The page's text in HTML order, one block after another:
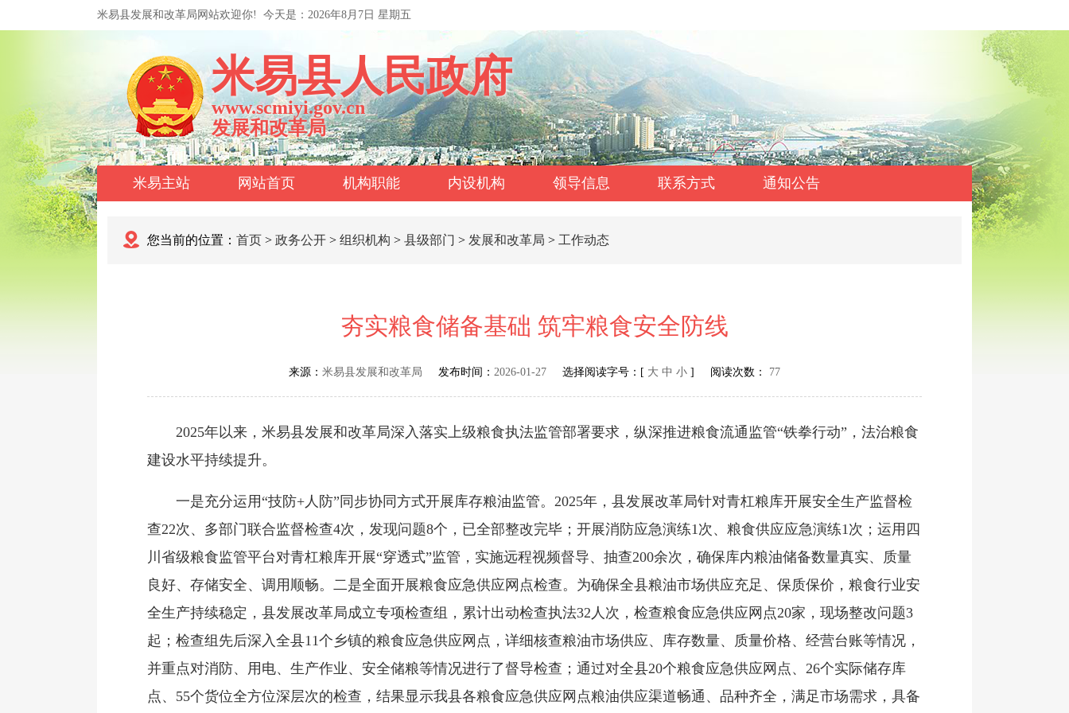
米易县发展和改革局网站欢迎你! 今天是： 2026年8月7日 星期五
米易县人民政府
www.scmiyi.gov.cn
发展和改革局
米易主站 网站首页 机构职能 内设机构 领导信息 联系方式 通知公告
您当前的位置： 首页 > 政务公开 > 组织机构 > 县级部门 > 发展和改革局 > 工作动态
夯实粮食储备基础 筑牢粮食安全防线
来源： 米易县发展和改革局 发布时间： 2026-01-27 选择阅读字号：[ 大 中 小 ] 阅读次数： 77
2025年以来，米易县发展和改革局深入落实上级粮食执法监管部署要求，纵深推进粮食流通监管“铁拳行动”，法治粮食
建设水平持续提升。
一是充分运用“技防+人防”同步协同方式开展库存粮油监管。2025年，县发展改革局针对青杠粮库开展安全生产监督检
查22次、多部门联合监督检查4次，发现问题8个，已全部整改完毕；开展消防应急演练1次、粮食供应应急演练1次；运用四
川省级粮食监管平台对青杠粮库开展“穿透式”监管，实施远程视频督导、抽查200余次，确保库内粮油储备数量真实、质量
良好、存储安全、调用顺畅。二是全面开展粮食应急供应网点检查。为确保全县粮油市场供应充足、保质保价，粮食行业安
全生产持续稳定，县发展改革局成立专项检查组，累计出动检查执法32人次，检查粮食应急供应网点20家，现场整改问题3
起；检查组先后深入全县11个乡镇的粮食应急供应网点，详细核查粮油市场供应、库存数量、质量价格、经营台账等情况，
并重点对消防、用电、生产作业、安全储粮等情况进行了督导检查；通过对全县20个粮食应急供应网点、26个实际储存库
点、55个货位全方位深层次的检查，结果显示我县各粮食应急供应网点粮油供应渠道畅通、品种齐全，满足市场需求，具备